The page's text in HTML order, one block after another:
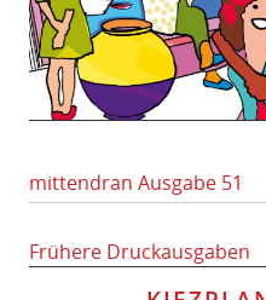
mittendran Ausgabe 51
Frühere Druckausgaben